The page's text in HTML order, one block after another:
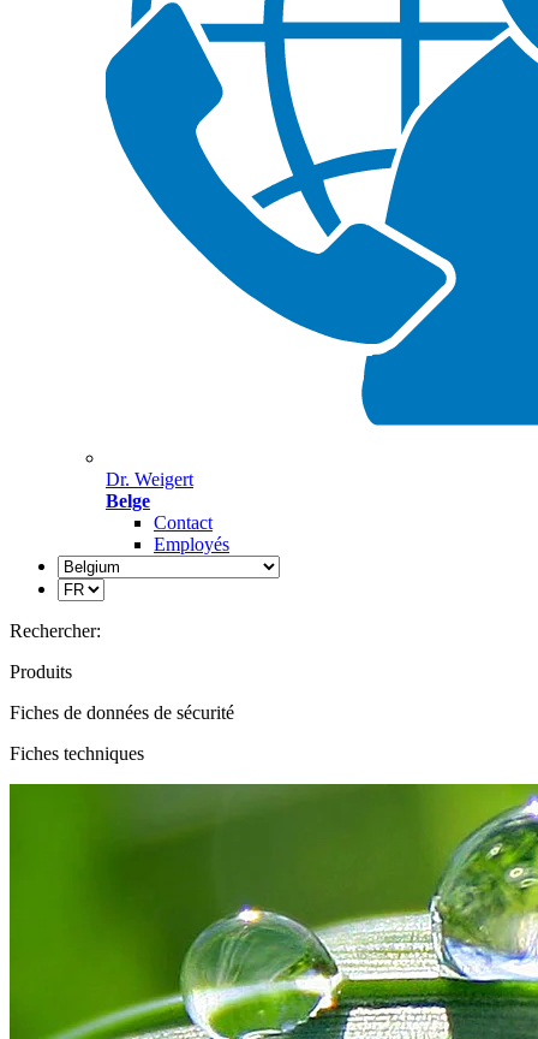
Dr. Weigert
Belge
Contact
Employés
Rechercher:
Produits
Fiches de données de sécurité
Fiches techniques